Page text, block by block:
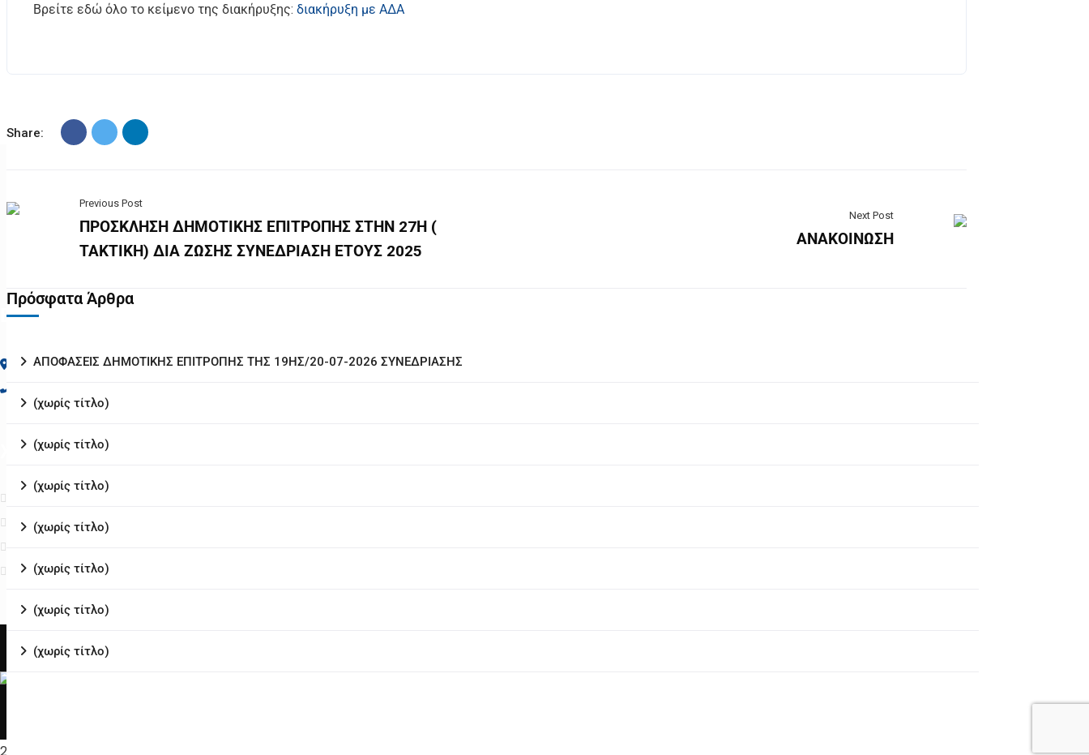
Βρείτε εδώ όλο το κείμενο της διακήρυξης: διακήρυξη με ΑΔΑ
Share:
Previous Post
ΠΡΟΣΚΛΗΣΗ ΔΗΜΟΤΙΚΗΣ ΕΠΙΤΡΟΠΗΣ ΣΤΗΝ 27Η (
ΤΑΚΤΙΚΗ) ΔΙΑ ΖΩΣΗΣ ΣΥΝΕΔΡΙΑΣΗ ΕΤΟΥΣ 2025
Next Post
ΑΝΑΚΟΙΝΩΣΗ
Πρόσφατα Άρθρα
ΑΠΟΦΑΣΕΙΣ ΔΗΜΟΤΙΚΗΣ ΕΠΙΤΡΟΠΗΣ ΤΗΣ 19ΗΣ/20-07-2026 ΣΥΝΕΔΡΙΑΣΗΣ
(χωρίς τίτλο)
(χωρίς τίτλο)
(χωρίς τίτλο)
(χωρίς τίτλο)
(χωρίς τίτλο)
(χωρίς τίτλο)
(χωρίς τίτλο)
Επικοινωνία
Νικήτη Χαλκιδικής, Δήμος Σιθωνίας, ΤΚ: 63088
protokolo@dimossithonias.gr
Χρήσιμες Σελίδες
Δελτία Τύπου
Επικοινωνία